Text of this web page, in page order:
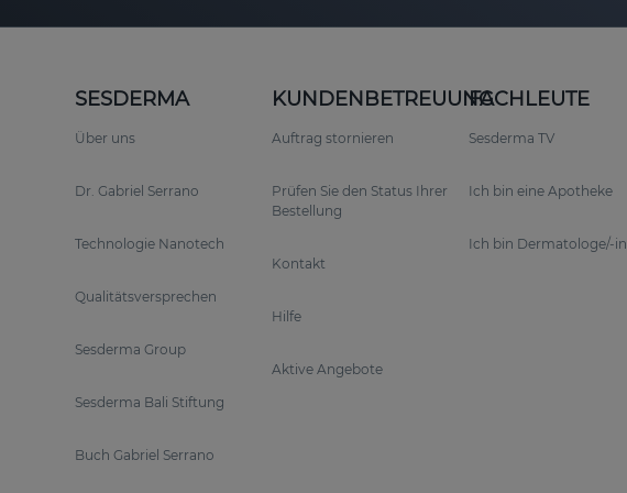
SESDERMA
Über uns
Dr. Gabriel Serrano
Technologie Nanotech
Qualitätsversprechen
Sesderma Group
Sesderma Bali Stiftung
Buch Gabriel Serrano
KUNDENBETREUUNG
Auftrag stornieren
Prüfen Sie den Status Ihrer
Bestellung
Kontakt
Hilfe
Aktive Angebote
FACHLEUTE
Sesderma TV
Ich bin eine Apotheke
Ich bin Dermatologe/-in